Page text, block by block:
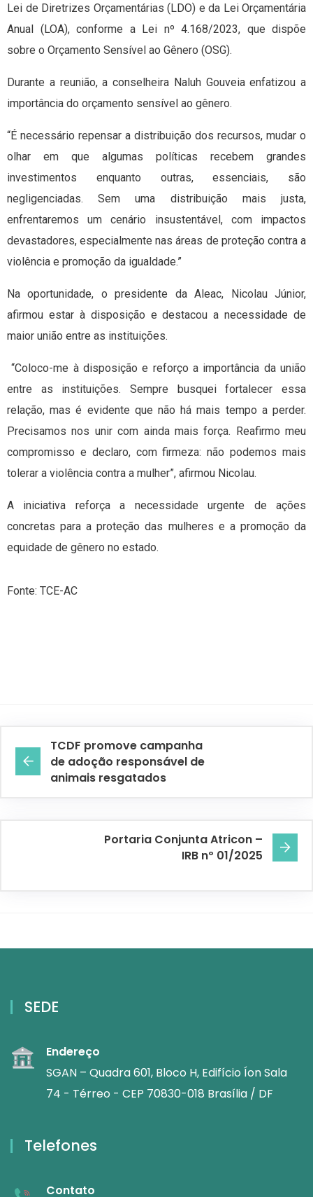
Lei de Diretrizes Orçamentárias (LDO) e da Lei Orçamentária
Anual (LOA), conforme a Lei nº 4.168/2023, que dispõe
sobre o Orçamento Sensível ao Gênero (OSG).
Durante a reunião, a conselheira Naluh Gouveia enfatizou a
importância do orçamento sensível ao gênero.
“É necessário repensar a distribuição dos recursos, mudar o
olhar em que algumas políticas recebem grandes
investimentos enquanto outras, essenciais, são
negligenciadas. Sem uma distribuição mais justa,
enfrentaremos um cenário insustentável, com impactos
devastadores, especialmente nas áreas de proteção contra a
violência e promoção da igualdade.”
Na oportunidade, o presidente da Aleac, Nicolau Júnior,
afirmou estar à disposição e destacou a necessidade de
maior união entre as instituições.
“Coloco-me à disposição e reforço a importância da união
entre as instituições. Sempre busquei fortalecer essa
relação, mas é evidente que não há mais tempo a perder.
Precisamos nos unir com ainda mais força. Reafirmo meu
compromisso e declaro, com firmeza: não podemos mais
tolerar a violência contra a mulher”, afirmou Nicolau.
A iniciativa reforça a necessidade urgente de ações
concretas para a proteção das mulheres e a promoção da
equidade de gênero no estado.
Fonte: TCE-AC
TCDF promove campanha
de adoção responsável de
animais resgatados
Portaria Conjunta Atricon –
IRB nº 01/2025
SEDE
Endereço
SGAN – Quadra 601, Bloco H, Edifício Íon Sala
74 - Térreo - CEP 70830-018 Brasília / DF
Telefones
Contato